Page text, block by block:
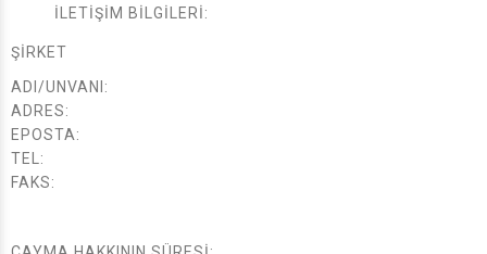
İLETİŞİM BİLGİLERİ:
ŞİRKET
ADI/UNVANI:
ADRES:
EPOSTA:
TEL:
FAKS: